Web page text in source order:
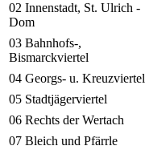
02 Innenstadt, St. Ulrich -
Dom
03 Bahnhofs-,
Bismarckviertel
04 Georgs- u. Kreuzviertel
05 Stadtjägerviertel
06 Rechts der Wertach
07 Bleich und Pfärrle